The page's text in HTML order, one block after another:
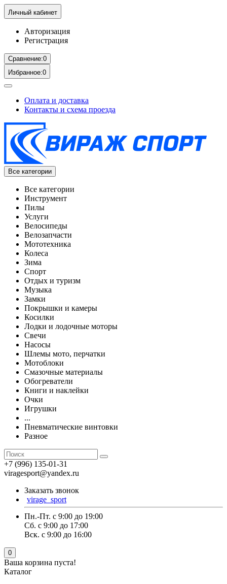
Личный кабинет
Авторизация
Регистрация
Сравнение:0
Избранное:0
Оплата и доставка
Контакты и схема проезда
Все категории
Все категории
Инструмент
Пилы
Услуги
Велосипеды
Велозапчасти
Мототехника
Колеса
Зима
Спорт
Отдых и туризм
Музыка
Замки
Покрышки и камеры
Косилки
Лодки и лодочные моторы
Свечи
Насосы
Шлемы мото, перчатки
Мотоблоки
Смазочные материалы
Обогреватели
Книги и наклейки
Очки
Игрушки
...
Пневматические винтовки
Разное
+7 (996) 135-01-31
viragesport@yandex.ru
Заказать звонок
virage_sport
Пн.-Пт. с 9:00 до 19:00
Сб. с 9:00 до 17:00
Вск. с 9:00 до 16:00
0
Ваша корзина пуста!
Каталог